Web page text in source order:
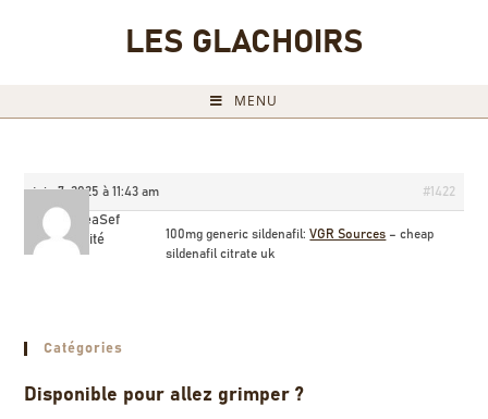
LES GLACHOIRS
MENU
juin 7, 2025 à 11:43 am #1422
JameseaSef
Invité
100mg generic sildenafil:VGR Sources – cheap
sildenafil citrate uk
Catégories
Disponible pour allez grimper ?